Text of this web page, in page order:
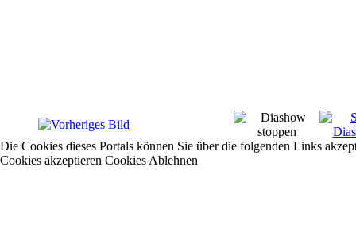
Die Cookies dieses Portals können Sie über die folgenden Links
Cookies akzeptieren Cookies Ablehnen